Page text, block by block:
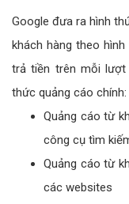
Google đưa ra hình
khách hàng theo
trả tiền trên mỗi lượt
thức quảng cáo chính:
Quảng cáo từ
công cụ tìm
Quảng cáo từ
các websites